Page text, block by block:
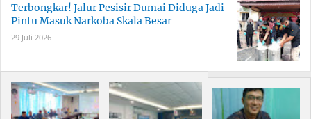
Terbongkar! Jalur Pesisir Dumai Diduga Jadi
Pintu Masuk Narkoba Skala Besar
29 Juli 2026